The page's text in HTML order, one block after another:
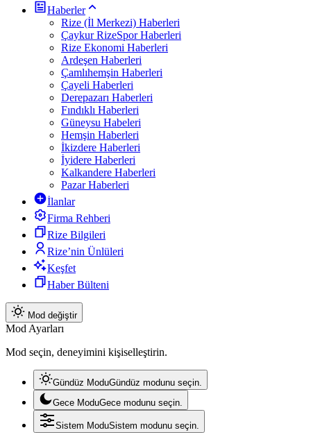
Haberler
Rize (İl Merkezi) Haberleri
Çaykur RizeSpor Haberleri
Rize Ekonomi Haberleri
Ardeşen Haberleri
Çamlıhemşin Haberleri
Çayeli Haberleri
Derepazarı Haberleri
Fındıklı Haberleri
Güneysu Habeleri
Hemşin Haberleri
İkizdere Haberleri
İyidere Haberleri
Kalkandere Haberleri
Pazar Haberleri
İlanlar
Firma Rehberi
Rize Bilgileri
Rize’nin Ünlüleri
Keşfet
Haber Bülteni
Mod değiştir
Mod Ayarları
Mod seçin, deneyimini kişiselleştirin.
Gündüz ModuGündüz modunu seçin.
Gece ModuGece modunu seçin.
Sistem ModuSistem modunu seçin.